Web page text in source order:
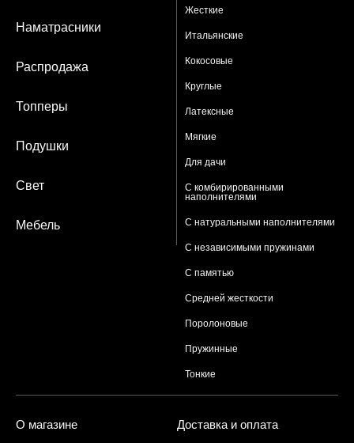
Жесткие
Итальянские
Кокосовые
Круглые
Латексные
Мягкие
Для дачи
С комбирированными
наполнителями
С натуральными наполнителями
С независимыми пружинами
С памятью
Средней жесткости
Поролоновые
Пружинные
Тонкие
Наматрасники
Распродажа
Топперы
Подушки
Свет
Мебель
О магазине Доставка и оплата